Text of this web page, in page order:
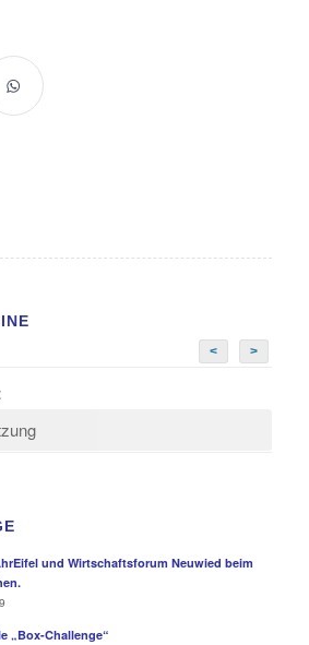
< >
und Wirtschaftsforum Neuwied beim
„Box-Challenge“